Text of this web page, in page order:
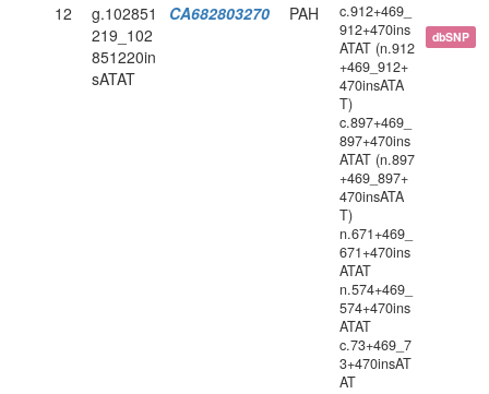
12
g.102851
219_102
851220in
sATAT
CA682803270 PAH
c.912+469_
912+470ins
ATAT (n.912
+469_912+
470insATA
T)
c.897+469_
897+470ins
ATAT (n.897
+469_897+
470insATA
T)
n.671+469_
671+470ins
ATAT
n.574+469_
574+470ins
ATAT
c.73+469_7
3+470insAT
AT
dbSNP